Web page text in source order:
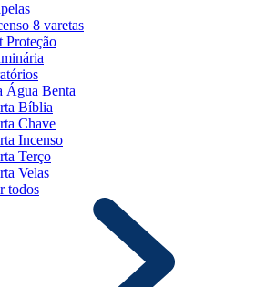
8 varetas
Proteção
Água Benta
Bíblia
Chave
Incenso
Terço
Velas
todos